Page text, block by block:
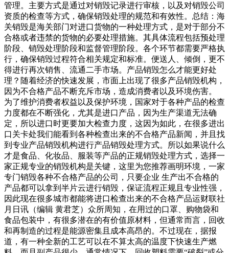
管理。主要方式是通过对销毁记录进行审核，以及对销毁公司
资质的检查等方式，确保销毁处理的规范和有效性。总结：海
关销毁是海关部门对进口货物的一种处理方式，是对于部分不
合格或者违禁的货物的必要处理措施。其具体流程包括预处理
阶段、销毁处理阶段和监督管理阶段。各个环节都需要严格执
行，确保销毁过程符合相关规定和标准。便送人、倾倒，更不
得进行再次销售、流通二手市场。产品销毁怎么才能更好处
理？随着经济的快速发展，市面上出现了很多产品销毁机构，
因为不合格产品不断充斥市场，造成消费者以及环境伤害。
为了维护消费者权益以及保护环境，国家对于各种产品的检查
力度都在不断强化，尤其是进口产品，因为生产渠道无法确
定，所以进口时更要加大检查力度，这因为如此，在很多进出
口关卡处我们能看到各种检查出来的不合格产品新闻，并且找
到专业产品销毁机构进行产品销毁处理方式。所以如果说什么
才是食品、化妆品、服装等产品的正规销毁处理方式，选择一
家正规专业的销毁机构是关键，这里为您推荐画明环境，一家
专门销毁各种不合格产品的公司，只要企业 生产出不合格的
产品都可以拿到半片云进行销毁，保证流程正规且专业性强，
因此现在很多城市都能将进口检查出来的不合格产品运财联社
月日讯（编辑 黄君芝）众所周知，在用过的口罩、购物袋和
食品包装中，有很多潜在的有价值原材料，但通常而言，回收
和再制造的过程是能源密集且成本高昂的。不过现在，据报
道，有一种全新的工艺可以在不算太高的温度下快速生产燃